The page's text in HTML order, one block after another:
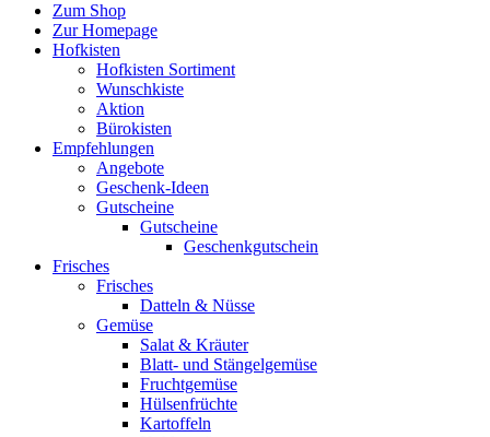
Zum Shop
Zur Homepage
Hofkisten
Hofkisten Sortiment
Wunschkiste
Aktion
Bürokisten
Empfehlungen
Angebote
Geschenk-Ideen
Gutscheine
Gutscheine
Geschenkgutschein
Frisches
Frisches
Datteln & Nüsse
Gemüse
Salat & Kräuter
Blatt- und Stängelgemüse
Fruchtgemüse
Hülsenfrüchte
Kartoffeln